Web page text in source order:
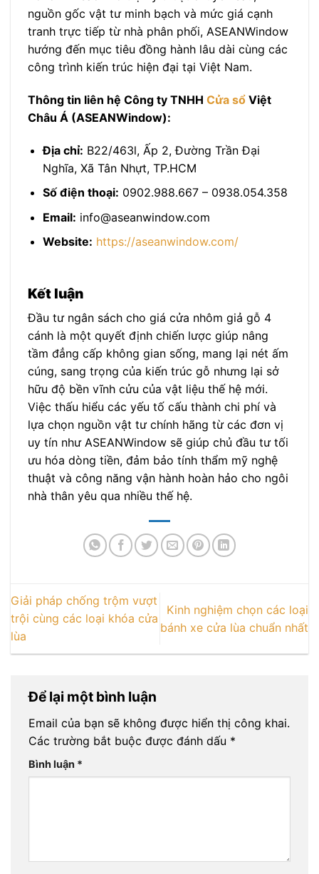
nguồn gốc vật tư minh bạch và mức giá cạnh
tranh trực tiếp từ nhà phân phối, ASEANWindow
hướng đến mục tiêu đồng hành lâu dài cùng các
công trình kiến trúc hiện đại tại Việt Nam.
Thông tin liên hệ Công ty TNHH Cửa sổ Việt
Châu Á (ASEANWindow):
Địa chỉ: B22/463l, Ấp 2, Đường Trần Đại
Nghĩa, Xã Tân Nhựt, TP.HCM
Số điện thoại: 0902.988.667 – 0938.054.358
Email: info@aseanwindow.com
Website: https://aseanwindow.com/
Kết luận
Đầu tư ngân sách cho giá cửa nhôm giả gỗ 4
cánh là một quyết định chiến lược giúp nâng
tầm đẳng cấp không gian sống, mang lại nét ấm
cúng, sang trọng của kiến trúc gỗ nhưng lại sở
hữu độ bền vĩnh cửu của vật liệu thế hệ mới.
Việc thấu hiểu các yếu tố cấu thành chi phí và
lựa chọn nguồn vật tư chính hãng từ các đơn vị
uy tín như ASEANWindow sẽ giúp chủ đầu tư tối
ưu hóa dòng tiền, đảm bảo tính thẩm mỹ nghệ
thuật và công năng vận hành hoàn hảo cho ngôi
nhà thân yêu qua nhiều thế hệ.
Giải pháp chống trộm vượt
trội cùng các loại khóa cửa
lùa
Kinh nghiệm chọn các loại
bánh xe cửa lùa chuẩn nhất
Để lại một bình luận
Email của bạn sẽ không được hiển thị công khai.
Các trường bắt buộc được đánh dấu *
Bình luận *